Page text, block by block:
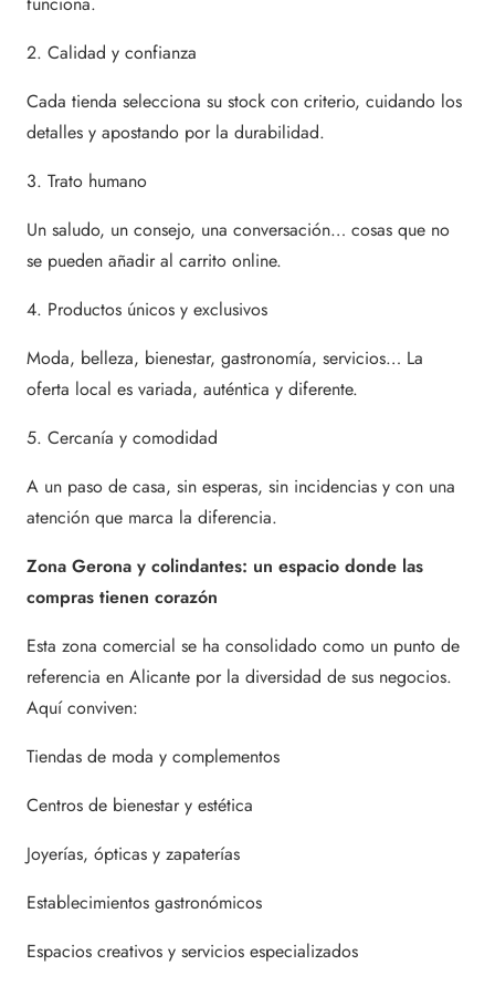
2. Calidad y confianza
Cada tienda selecciona su stock con criterio, cuidando los
detalles y apostando por la durabilidad.
3. Trato humano
Un saludo, un consejo, una conversación… cosas que no
se pueden añadir al carrito online.
4. Productos únicos y exclusivos
Moda, belleza, bienestar, gastronomía, servicios… La
oferta local es variada, auténtica y diferente.
5. Cercanía y comodidad
A un paso de casa, sin esperas, sin incidencias y con una
atención que marca la diferencia.
Zona Gerona y colindantes: un espacio donde las
compras tienen corazón
Esta zona comercial se ha consolidado como un punto de
referencia en Alicante por la diversidad de sus negocios.
Aquí conviven:
Tiendas de moda y complementos
Centros de bienestar y estética
Joyerías, ópticas y zapaterías
Establecimientos gastronómicos
Espacios creativos y servicios especializados